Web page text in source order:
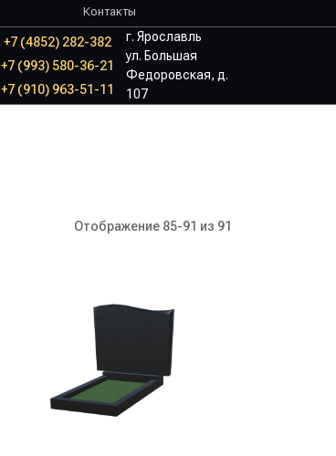
Контакты
+7 (4852) 282-382
+7 (993) 580-36-21
+7 (910) 963-51-11
г. Ярославль
ул. Большая
Федоровская, д.
107
Отображение 85-91 из 91